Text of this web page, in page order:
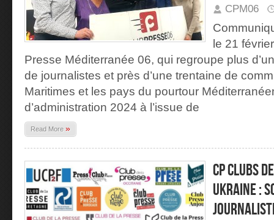
CPM06
le 21
Presse Méditerranée 06, qui regroupe plus
de journalistes et près d’une trentaine de
Maritimes et les pays du pourtour
d’administration 2024 à l’issue de
Read More »
CP CLUBS
UKRAINE :